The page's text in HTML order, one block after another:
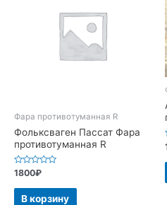
Фара противотуманная R
Фольксваген Пассат Фара
противотуманная R
Оценка
0
из
1800₽
В корзину